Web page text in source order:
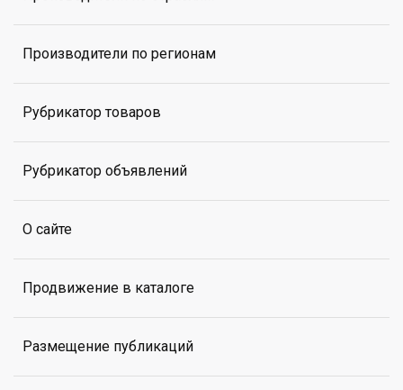
Производители по регионам
Рубрикатор товаров
Рубрикатор объявлений
О сайте
Продвижение в каталоге
Размещение публикаций